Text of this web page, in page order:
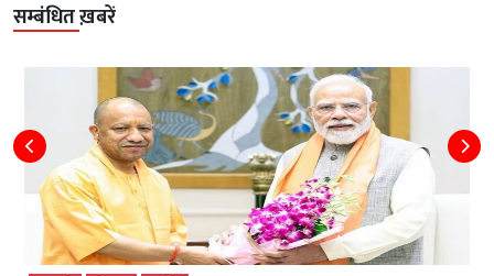
सम्बंधित ख़बरें